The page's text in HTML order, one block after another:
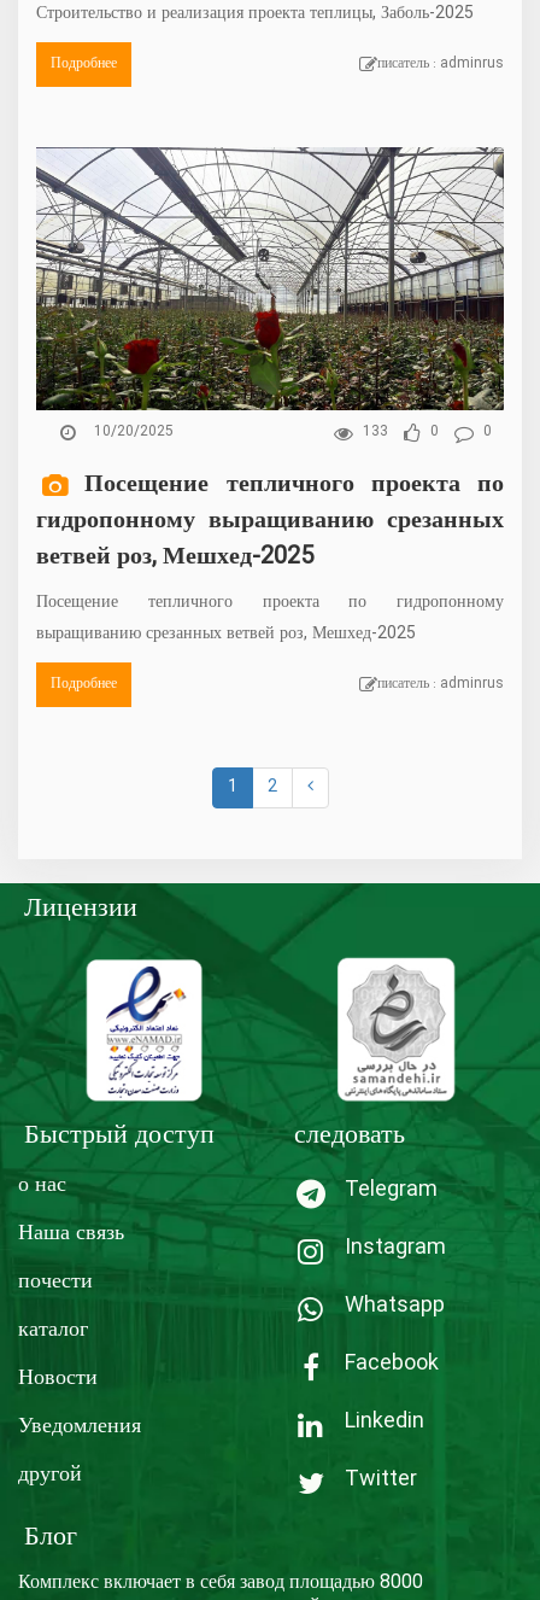
Строительство и реализация проекта теплицы, Заболь-2025
Подробнее писатель : adminrus
10/20/2025 133 0 0
Посещение тепличного проекта по
гидропонному выращиванию срезанных
ветвей роз, Мешхед-2025
Посещение тепличного проекта по гидропонному
выращиванию срезанных ветвей роз, Мешхед-2025
Подробнее писатель : adminrus
1 2
Лицензии
Быстрый доступ
о нас
Наша связь
почести
каталог
Новости
Уведомления
другой
следовать
Telegram
Instagram
Whatsapp
Facebook
Linkedin
Twitter
Блог
Комплекс включает в себя завод площадью 8000